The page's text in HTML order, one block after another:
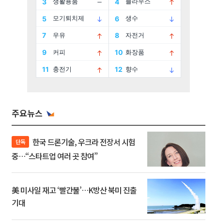
주요뉴스
단독
중…“스타트업 여러 곳 참여”
美 미사일 재고 ‘빨간불’…K방산 북미 진출
기대